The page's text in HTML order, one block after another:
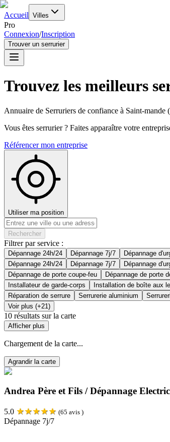
Accueil Villes
Pro
Connexion/Inscription
Trouver un serrurier
Trouvez les meilleurs
Annuaire de Serruriers de confiance à Saint-mande (
Vous êtes serrurier ? Faites apparaître votre
Référencer mon entreprise
Utiliser ma position
Rechercher
Filtrer par service :
Dépannage 24h/24 Dépannage 7j/7 Dépannage
Dépannage 24h/24
Dépannage 7j/7 Dépannage
Dépannage de porte coupe-feu
Dépannage de porte
Installateur de garde-corps
Installation de boîte aux
Réparation de serrure
Serrurerie aluminium
Voir plus (+21)
10 résultats sur la carte
Afficher plus
Chargement de la carte...
Agrandir la carte
Andrea Père et Fils / Dépannage
5.0 ★★★★★ (65 avis )
Dépannage 7j/7